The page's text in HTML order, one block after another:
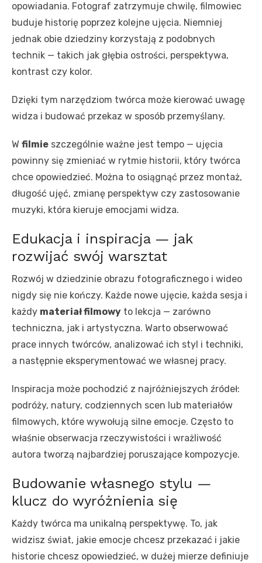
opowiadania. Fotograf zatrzymuje chwilę, filmowiec
buduje historię poprzez kolejne ujęcia. Niemniej
jednak obie dziedziny korzystają z podobnych
technik — takich jak głębia ostrości, perspektywa,
kontrast czy kolor.
Dzięki tym narzędziom twórca może kierować uwagę
widza i budować przekaz w sposób przemyślany.
W filmie szczególnie ważne jest tempo — ujęcia
powinny się zmieniać w rytmie historii, który twórca
chce opowiedzieć. Można to osiągnąć przez montaż,
długość ujęć, zmianę perspektyw czy zastosowanie
muzyki, która kieruje emocjami widza.
Edukacja i inspiracja — jak
rozwijać swój warsztat
Rozwój w dziedzinie obrazu fotograficznego i wideo
nigdy się nie kończy. Każde nowe ujęcie, każda sesja i
każdy materiał filmowy to lekcja — zarówno
techniczna, jak i artystyczna. Warto obserwować
prace innych twórców, analizować ich styl i techniki,
a następnie eksperymentować we własnej pracy.
Inspiracja może pochodzić z najróżniejszych źródeł:
podróży, natury, codziennych scen lub materiałów
filmowych, które wywołują silne emocje. Często to
właśnie obserwacja rzeczywistości i wrażliwość
autora tworzą najbardziej poruszające kompozycje.
Budowanie własnego stylu —
klucz do wyróżnienia się
Każdy twórca ma unikalną perspektywę. To, jak
widzisz świat, jakie emocje chcesz przekazać i jakie
historie chcesz opowiedzieć, w dużej mierze definiuje